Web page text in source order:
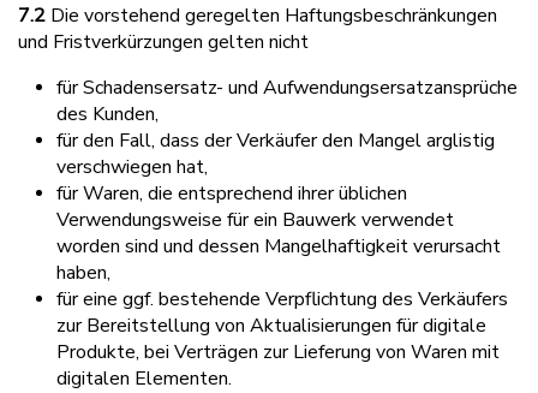
7.2 Die vorstehend geregelten Haftungsbeschränkungen
und Fristverkürzungen gelten nicht
für Schadensersatz- und Aufwendungsersatzansprüche
des Kunden,
für den Fall, dass der Verkäufer den Mangel arglistig
verschwiegen hat,
für Waren, die entsprechend ihrer üblichen
Verwendungsweise für ein Bauwerk verwendet
worden sind und dessen Mangelhaftigkeit verursacht
haben,
für eine ggf. bestehende Verpflichtung des Verkäufers
zur Bereitstellung von Aktualisierungen für digitale
Produkte, bei Verträgen zur Lieferung von Waren mit
digitalen Elementen.